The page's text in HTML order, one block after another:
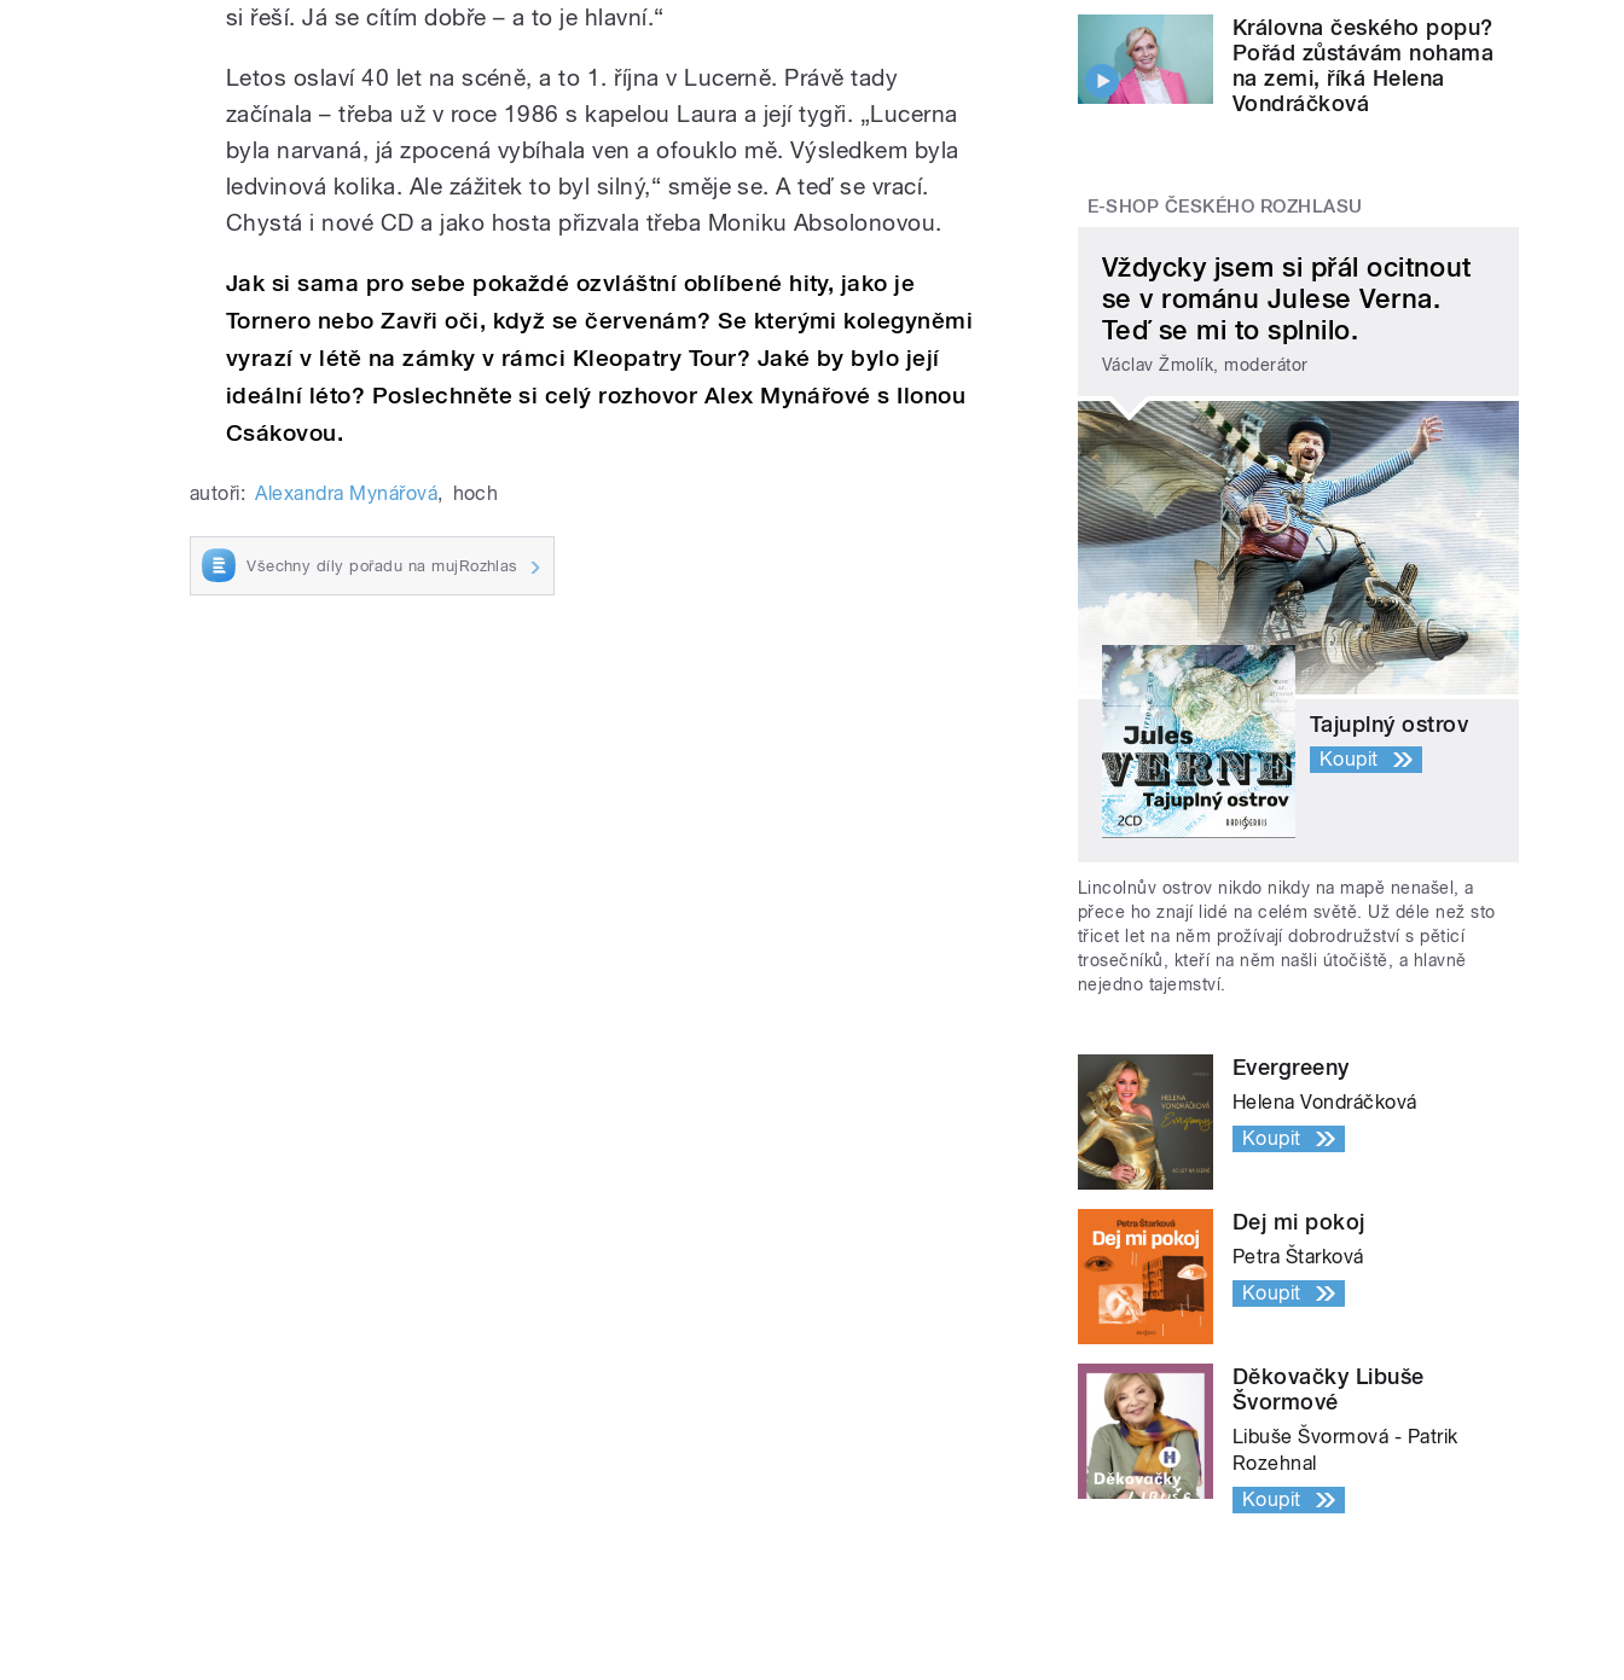
si řeší. Já se cítím dobře – a to je hlavní.“
Letos oslaví 40 let na scéně, a to 1. října v Lucerně. Právě tady
začínala – třeba už v roce 1986 s kapelou Laura a její tygři. „Lucerna
byla narvaná, já zpocená vybíhala ven a ofouklo mě. Výsledkem byla
ledvinová kolika. Ale zážitek to byl silný,“ směje se. A teď se vrací.
Chystá i nové CD a jako hosta přizvala třeba Moniku Absolonovou.
Jak si sama pro sebe pokaždé ozvláštní oblíbené hity, jako je
Tornero nebo Zavři oči, když se červenám? Se kterými kolegyněmi
vyrazí v létě na zámky v rámci Kleopatry Tour? Jaké by bylo její
ideální léto? Poslechněte si celý rozhovor Alex Mynářové s Ilonou
Csákovou.
autoři: Alexandra Mynářová, hoch
Všechny díly pořadu na mujRozhlas
Královna českého popu?
Pořád zůstávám nohama
na zemi, říká Helena
Vondráčková
E-SHOP ČESKÉHO ROZHLASU
Vždycky jsem si přál ocitnout
se v románu Julese Verna.
Teď se mi to splnilo.
Václav Žmolík, moderátor
Tajuplný ostrov
Koupit
Lincolnův ostrov nikdo nikdy na mapě nenašel, a
přece ho znají lidé na celém světě. Už déle než sto
třicet let na něm prožívají dobrodružství s pěticí
trosečníků, kteří na něm našli útočiště, a hlavně
nejedno tajemství.
Evergreeny
Helena Vondráčková
Koupit
Dej mi pokoj
Petra Štarková
Koupit
Děkovačky Libuše
Švormové
Libuše Švormová - Patrik
Rozehnal
Koupit